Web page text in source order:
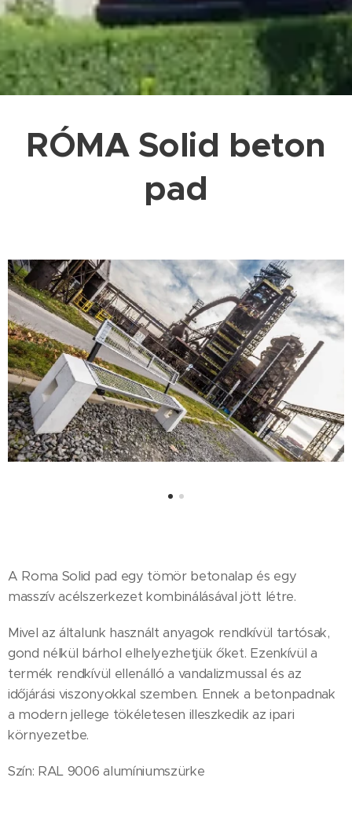
RÓMA Solid beton
pad
A Roma Solid pad egy tömör betonalap és egy
masszív acélszerkezet kombinálásával jött létre.
Mivel az általunk használt anyagok rendkívül tartósak,
gond nélkül bárhol elhelyezhetjük őket. Ezenkívül a
termék rendkívül ellenálló a vandalizmussal és az
időjárási viszonyokkal szemben. Ennek a betonpadnak
a modern jellege tökéletesen illeszkedik az ipari
környezetbe.
Szín: RAL 9006 alumíniumszürke